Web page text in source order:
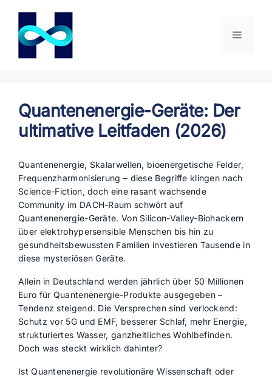
springen
Menü
Quantenenergie-Geräte: Der
ultimative Leitfaden (2026)
Quantenenergie, Skalarwellen, bioenergetische Felder,
Frequenzharmonisierung – diese Begriffe klingen nach
Science-Fiction, doch eine rasant wachsende
Community im DACH-Raum schwört auf
Quantenenergie-Geräte. Von Silicon-Valley-Biohackern
über elektrohypersensible Menschen bis hin zu
gesundheitsbewussten Familien investieren Tausende in
diese mysteriösen Geräte.
Allein in Deutschland werden jährlich über 50 Millionen
Euro für Quantenenergie-Produkte ausgegeben –
Tendenz steigend. Die Versprechen sind verlockend:
Schutz vor 5G und EMF, besserer Schlaf, mehr Energie,
strukturiertes Wasser, ganzheitliches Wohlbefinden.
Doch was steckt wirklich dahinter?
Ist Quantenenergie revolutionäre Wissenschaft oder